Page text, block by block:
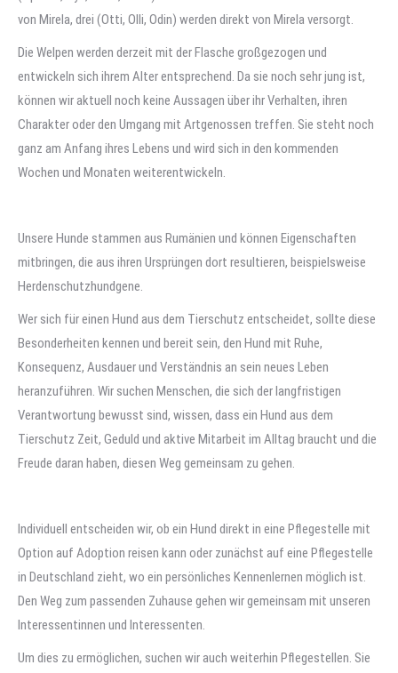
von Mirela, drei (Otti, Olli, Odin) werden direkt von Mirela versorgt.
Die Welpen werden derzeit mit der Flasche großgezogen und
entwickeln sich ihrem Alter entsprechend. Da sie noch sehr jung ist,
können wir aktuell noch keine Aussagen über ihr Verhalten, ihren
Charakter oder den Umgang mit Artgenossen treffen. Sie steht noch
ganz am Anfang ihres Lebens und wird sich in den kommenden
Wochen und Monaten weiterentwickeln.
Unsere Hunde stammen aus Rumänien und können Eigenschaften
mitbringen, die aus ihren Ursprüngen dort resultieren, beispielsweise
Herdenschutzhundgene.
Wer sich für einen Hund aus dem Tierschutz entscheidet, sollte diese
Besonderheiten kennen und bereit sein, den Hund mit Ruhe,
Konsequenz, Ausdauer und Verständnis an sein neues Leben
heranzuführen. Wir suchen Menschen, die sich der langfristigen
Verantwortung bewusst sind, wissen, dass ein Hund aus dem
Tierschutz Zeit, Geduld und aktive Mitarbeit im Alltag braucht und die
Freude daran haben, diesen Weg gemeinsam zu gehen.
Individuell entscheiden wir, ob ein Hund direkt in eine Pflegestelle mit
Option auf Adoption reisen kann oder zunächst auf eine Pflegestelle
in Deutschland zieht, wo ein persönliches Kennenlernen möglich ist.
Den Weg zum passenden Zuhause gehen wir gemeinsam mit unseren
Interessentinnen und Interessenten.
Um dies zu ermöglichen, suchen wir auch weiterhin Pflegestellen. Sie